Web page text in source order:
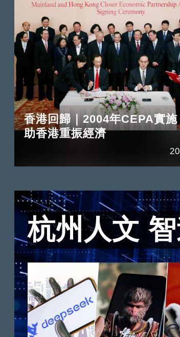
香港回歸｜2004年CEPA實
助香港重振經濟
杭州人文